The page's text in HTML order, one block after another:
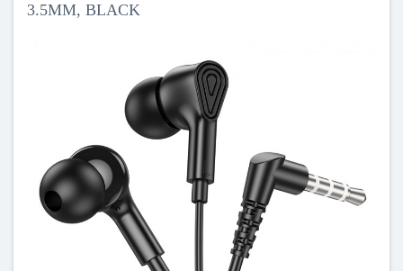
3.5MM, BLACK